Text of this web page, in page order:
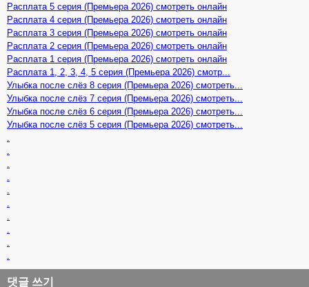
Расплата 5 серия (Премьера 2026) смотреть онлайн
Расплата 4 серия (Премьера 2026) смотреть онлайн
Расплата 3 серия (Премьера 2026) смотреть онлайн
Расплата 2 серия (Премьера 2026) смотреть онлайн
Расплата 1 серия (Премьера 2026) смотреть онлайн
Расплата 1, 2, 3, 4, 5 серия (Премьера 2026) смотр...
Улыбка после слёз 8 серия (Премьера 2026) смотреть...
Улыбка после слёз 7 серия (Премьера 2026) смотреть...
Улыбка после слёз 6 серия (Премьера 2026) смотреть...
Улыбка после слёз 5 серия (Премьера 2026) смотреть...
댓글 쓰기